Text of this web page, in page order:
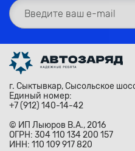
г. Сыктывкар, Сысольское
Единый номер:
+7 (912) 140-14-42
© ИП Лыюров В.А., 2016
ОГРН: 304 110 134 200 157
ИНН: 110 109 917 820